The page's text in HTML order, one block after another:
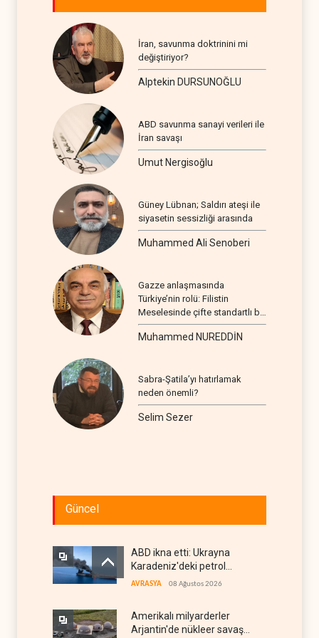
İran, savunma doktrinini mi
değiştiriyor?
Alptekin DURSUNOĞLU
ABD savunma sanayi verileri ile
İran savaşı
Umut Nergisoğlu
Güney Lübnan; Saldırı ateşi ile
siyasetin sessizliği arasında
Muhammed Ali Senoberi
Gazze anlaşmasında
Türkiye’nin rolü: Filistin
Meselesinde çifte standartlı bir
seyir
Muhammed NUREDDİN
Sabra-Şatila’yı hatırlamak
neden önemli?
Selim Sezer
Güncel
ABD ikna etti: Ukrayna
Karadeniz'deki petrol
tankerlerini vurmayacak
AVRASYA 08 Ağustos 2026
Amerikalı milyarderler
Arjantin'de nükleer savaş